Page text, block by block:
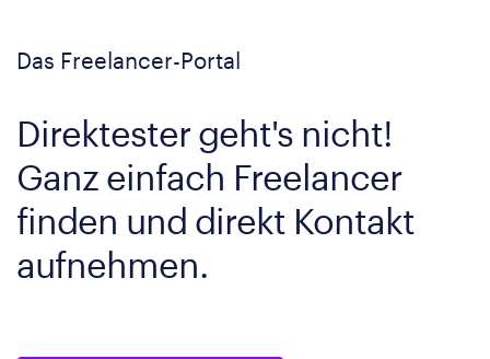
Das Freelancer-Portal
Direktester geht's nicht!
Ganz einfach Freelancer
finden und direkt Kontakt
aufnehmen.